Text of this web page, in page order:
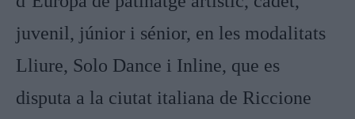
juvenil, júnior i sénior, en les modalitats
Lliure, Solo Dance i Inline, que es
disputa a la ciutat italiana de Riccione